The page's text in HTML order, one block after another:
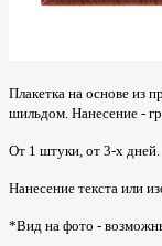
Плакетка на основе из
шильдом. Нанесение -
От 1 штуки, от 3-х дней.
Нанесение текста или
*Вид на фото -